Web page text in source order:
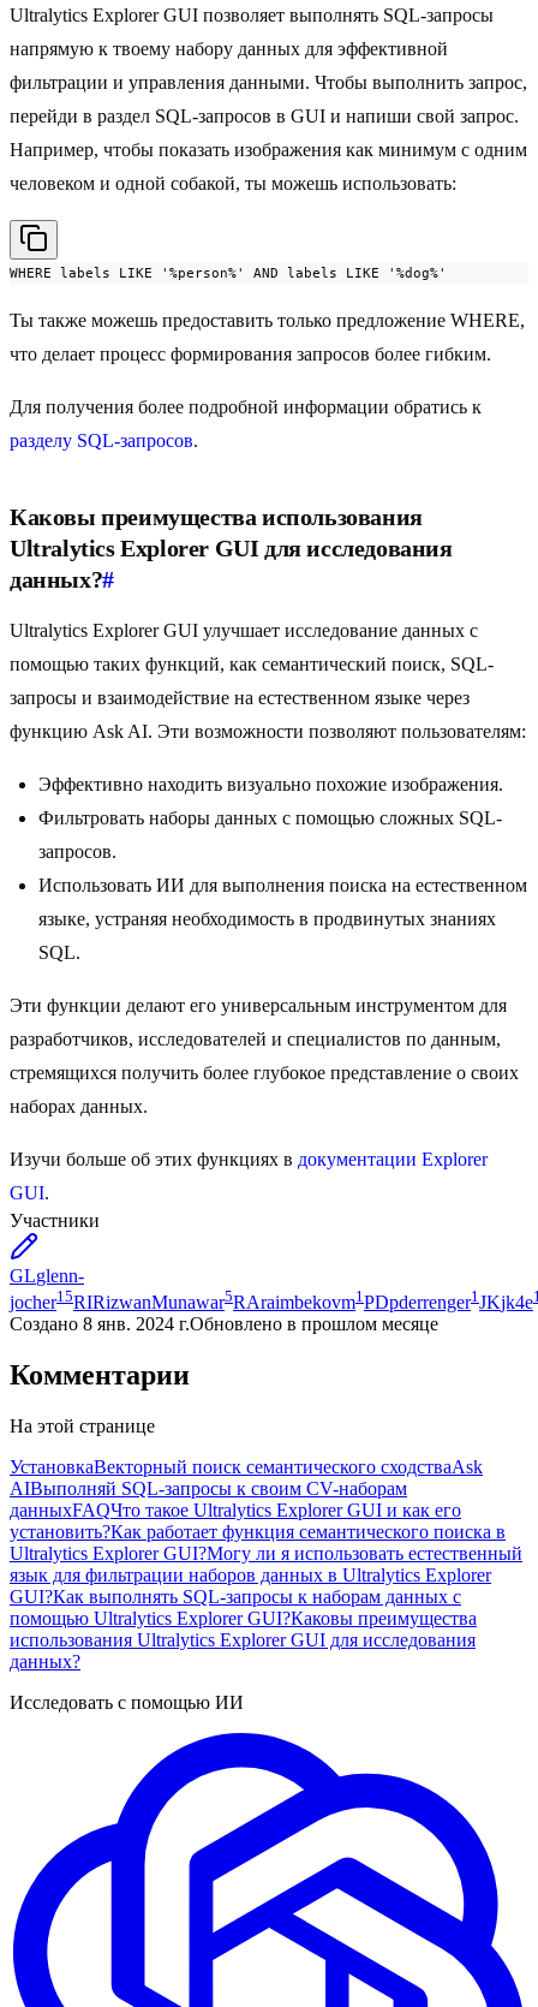
Ultralytics Explorer GUI позволяет выполнять SQL-запросы
напрямую к твоему набору данных для эффективной
фильтрации и управления данными. Чтобы выполнить запрос,
перейди в раздел SQL-запросов в GUI и напиши свой запрос.
Например, чтобы показать изображения как минимум с одним
человеком и одной собакой, ты можешь использовать:
WHERE labels LIKE '%person%' AND labels LIKE '%dog%'
Ты также можешь предоставить только предложение WHERE,
что делает процесс формирования запросов более гибким.
Для получения более подробной информации обратись к
разделу SQL-запросов.
Каковы преимущества использования
Ultralytics Explorer GUI для исследования
данных?#
Ultralytics Explorer GUI улучшает исследование данных с
помощью таких функций, как семантический поиск, SQL-
запросы и взаимодействие на естественном языке через
функцию Ask AI. Эти возможности позволяют пользователям:
Эффективно находить визуально похожие изображения.
Фильтровать наборы данных с помощью сложных SQL-
запросов.
Использовать ИИ для выполнения поиска на естественном
языке, устраняя необходимость в продвинутых знаниях
SQL.
Эти функции делают его универсальным инструментом для
разработчиков, исследователей и специалистов по данным,
стремящихся получить более глубокое представление о своих
наборах данных.
Изучи больше об этих функциях в документации Explorer
GUI.
Участники
GLglenn-
jocher15RIRizwanMunawar5RAraimbekovm1PDpderrenger1JKjk4e
Создано 8 янв. 2024 г.Обновлено в прошлом месяце
Комментарии
На этой странице
УстановкаВекторный поиск семантического сходстваAsk
AIВыполняй SQL-запросы к своим CV-наборам
данныхFAQЧто такое Ultralytics Explorer GUI и как его
установить?Как работает функция семантического поиска в
Ultralytics Explorer GUI?Могу ли я использовать естественный
язык для фильтрации наборов данных в Ultralytics Explorer
GUI?Как выполнять SQL-запросы к наборам данных с
помощью Ultralytics Explorer GUI?Каковы преимущества
использования Ultralytics Explorer GUI для исследования
данных?
Исследовать с помощью ИИ